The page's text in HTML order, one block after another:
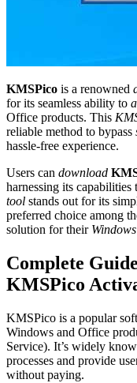
KMSPico is a renowned
for its seamless ability to
Office products. This
reliable method to bypass
hassle-free experience.
Users can download
harnessing its capabilities
tool stands out for its
preferred choice among
solution for their Windows
Complete
KMSPico
KMSPico is a popular
Windows and Office
Service). It’s widely
processes and provide
without paying.